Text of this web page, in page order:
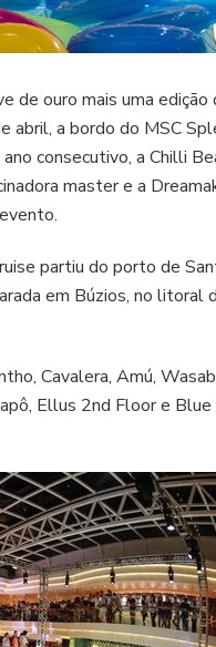
de ouro mais uma edição
abril, a bordo do MSC
consecutivo, a Chilli
master e a
partiu do porto de
em Búzios, no litoral
Cavalera, Amú,
Ellus 2nd Floor e Blue